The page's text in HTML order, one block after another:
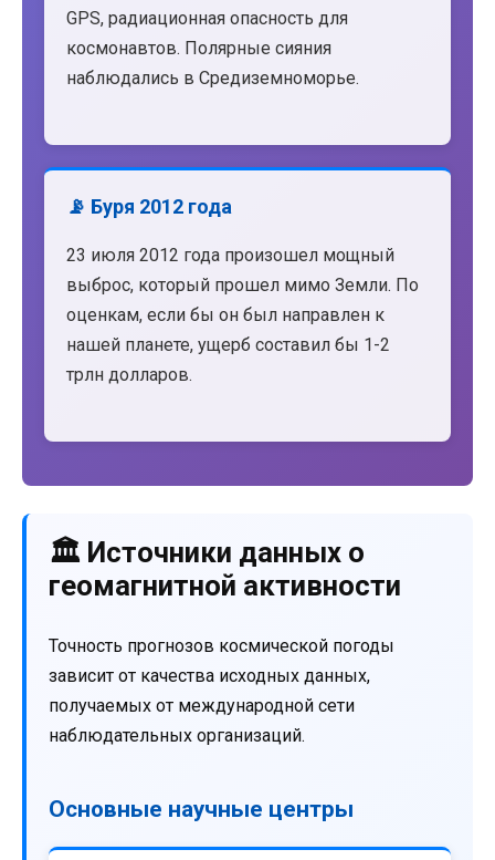
GPS, радиационная опасность для
космонавтов. Полярные сияния
наблюдались в Средиземноморье.
📡 Буря 2012 года
23 июля 2012 года произошел мощный
выброс, который прошел мимо Земли. По
оценкам, если бы он был направлен к
нашей планете, ущерб составил бы 1-2
трлн долларов.
🏛️ Источники данных о
геомагнитной активности
Точность прогнозов космической погоды
зависит от качества исходных данных,
получаемых от международной сети
наблюдательных организаций.
Основные научные центры